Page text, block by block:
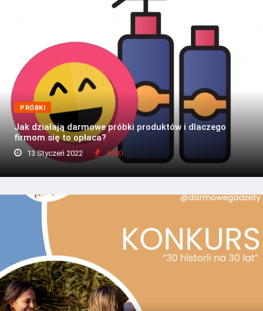
PRÓBKI
Jak działają darmowe próbki produktów i dlaczego
firmom się to opłaca?
13 Styczeń 2022 4980